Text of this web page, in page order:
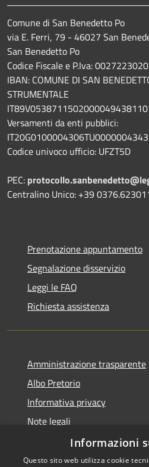
Comune di San Benedetto Po
via E. Ferri, 79 - 46027 San
San Benedetto Po
Codice Fiscale e P.Iva:
IBAN: COMUNE DI SAN
STRUMENTALE
IT89V0538711502000049438110
Versamenti da enti pubblici:
IT20G0100004306TU0000004343
Codice univoco ufficio: UFZT5D
PEC:
Centralino Unico: +39
Prenotazione appuntamento
Segnalazione disservizio
Leggi le FAQ
Richiesta assistenza
Amministrazione trasparente
Albo Pretorio
Informativa privacy
Note legali
Dichiarazione di accessibilità
Informazioni
Questo sito web utilizza cookie